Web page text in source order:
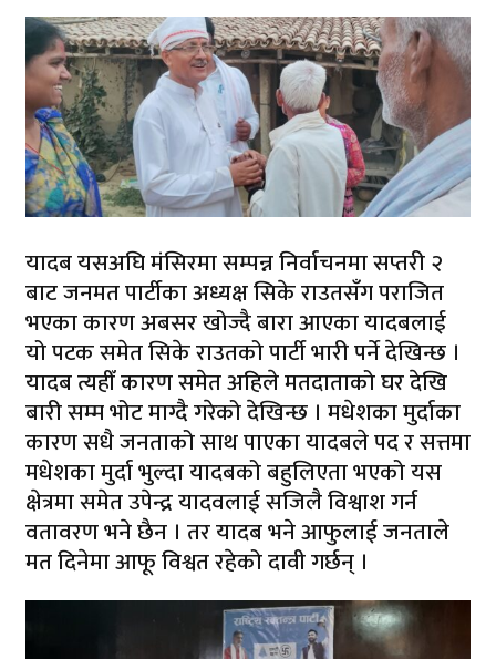
यादब यसअघि मंसिरमा सम्पन्न निर्वाचनमा सप्तरी २
बाट जनमत पार्टीका अध्यक्ष सिके राउतसँग पराजित
भएका कारण अबसर खोज्दै बारा आएका यादबलाई
यो पटक समेत सिके राउतको पार्टी भारी पर्ने देखिन्छ ।
यादब त्यहीँ कारण समेत अहिले मतदाताको घर देखि
बारी सम्म भोट माग्दै गरेको देखिन्छ । मधेशका मुर्दाका
कारण सधै जनताको साथ पाएका यादबले पद र सत्तमा
मधेशका मुर्दा भुल्दा यादबको बहुलिएता भएको यस
क्षेत्रमा समेत उपेन्द्र यादवलाई सजिलै विश्वाश गर्न
वतावरण भने छैन । तर यादब भने आफुलाई जनताले
मत दिनेमा आफू विश्वत रहेको दावी गर्छन् ।